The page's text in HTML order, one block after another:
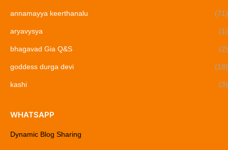
annamayya keerthanalu (71)
aryavysya (1)
bhagavad Gia Q&S (2)
goddess durga devi (18)
kashi (3)
WHATSAPP
Dynamic Blog Sharing